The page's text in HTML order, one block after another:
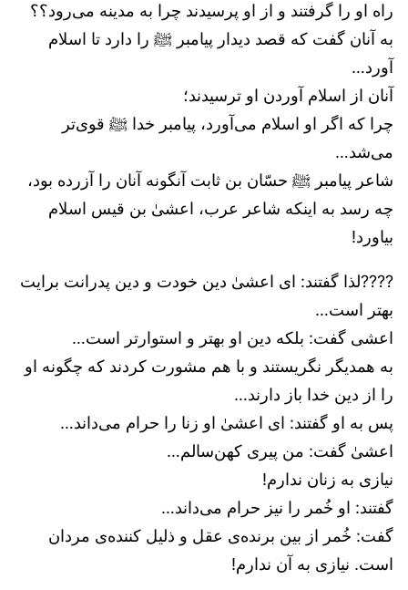
راه او را گرفتند و از او پرسیدند چرا به مدینه می‌رود؟؟
به آنان گفت که قصد دیدار پیامبر ﷺ را دارد تا اسلام
آورد…
آنان از اسلام آوردن او ترسیدند؛
چرا که اگر او اسلام می‌آورد، پیامبر خدا ﷺ قوی‌تر
می‌شد…
شاعر پیامبر ﷺ حسّان بن ثابت آنگونه آنان را آزرده بود،
چه رسد به اینکه شاعر عرب، اعشیٰ بن قیس اسلام
بیاورد!
????لذا گفتند: ای اعشیٰ دین خودت و دین پدرانت برایت
بهتر است…
اعشی گفت: بلکه دین او بهتر و استوارتر است…
به همدیگر نگریستند و با هم مشورت کردند که چگونه او
را از دین خدا باز دارند…
پس به او گفتند: ای اعشیٰ او زنا را حرام می‌داند…
اعشیٰ گفت: من پیری کهن‌سالم…
نیازی به زنان ندارم!
گفتند: او خُمر را نیز حرام می‌داند…
گفت: خُمر از بین برنده‌ی عقل و ذلیل کننده‌ی مردان
است. نیازی به آن ندارم!